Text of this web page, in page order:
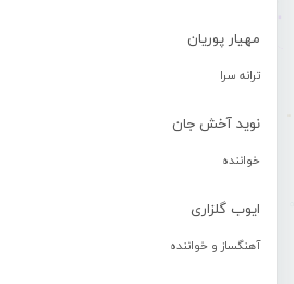
مهیار پوریان
ترانه سرا
نوید آخش جان
خواننده
ایوب گلزاری
آهنگساز و خواننده